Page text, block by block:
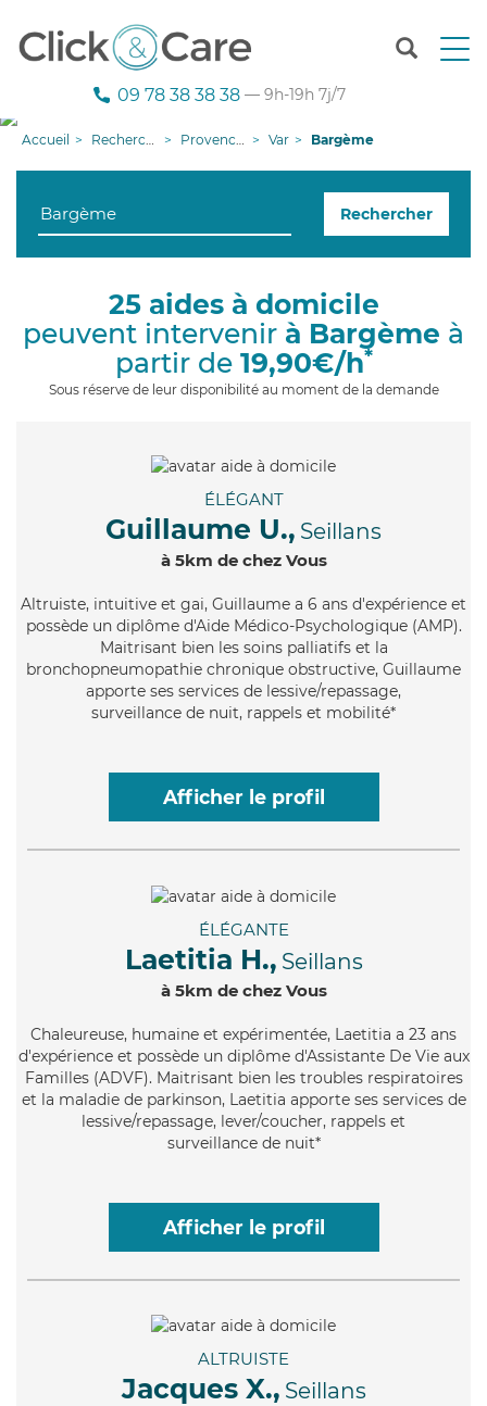
T
n
g
i
09 78 38 38 38 — 9h-19h 7j/7
Accueil Recherche aide à domicile Provence-Alpes-Côte d'Azur Var Bargème
Rechercher
25 aides à domicile
peuvent intervenir à Bargème à
partir de 19,90€/h*
Sous réserve de leur disponibilité au moment de la demande
ÉLÉGANT
Guillaume U., Seillans
à 5km de chez Vous
Altruiste, intuitive et gai, Guillaume a 6 ans d'expérience et
possède un diplôme d'Aide Médico-Psychologique (AMP).
Maitrisant bien les soins palliatifs et la
bronchopneumopathie chronique obstructive, Guillaume
apporte ses services de lessive/repassage,
surveillance de nuit, rappels et mobilité*
Afficher le profil
ÉLÉGANTE
Laetitia H., Seillans
à 5km de chez Vous
Chaleureuse, humaine et expérimentée, Laetitia a 23 ans
d'expérience et possède un diplôme d'Assistante De Vie aux
Familles (ADVF). Maitrisant bien les troubles respiratoires
et la maladie de parkinson, Laetitia apporte ses services de
lessive/repassage, lever/coucher, rappels et
surveillance de nuit*
Afficher le profil
ALTRUISTE
Jacques X., Seillans